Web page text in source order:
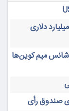
۲ ارز دیجیتال که در سال ۲۰۲۵ به ارزش بازار ۵ میلیارد دلاری
میم کوین‌ها
صندوق رأی